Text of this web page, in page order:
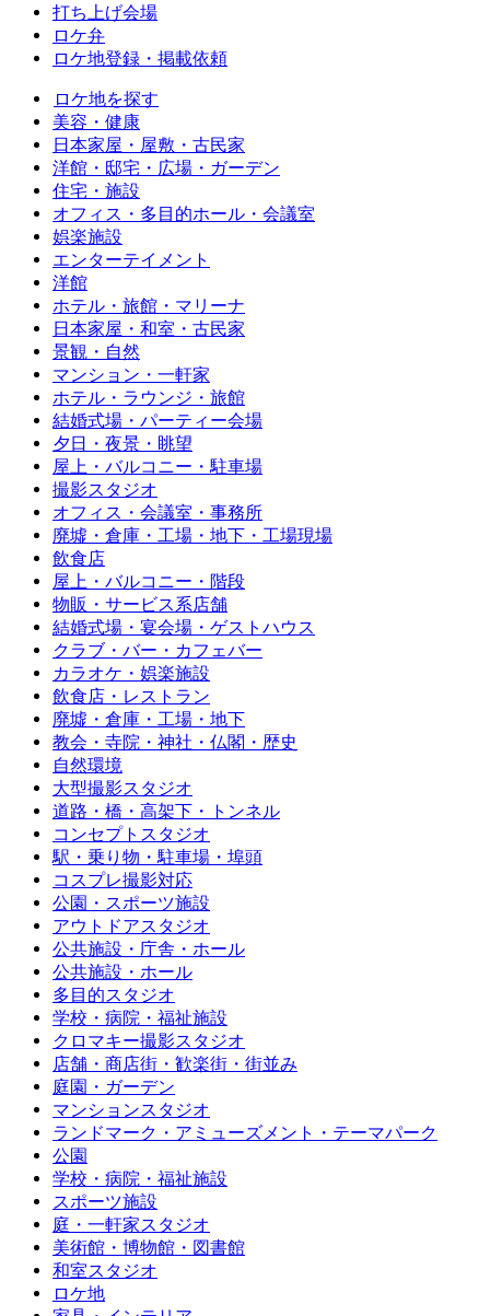
打ち上げ会場
ロケ弁
ロケ地登録・掲載依頼
ロケ地を探す
美容・健康
日本家屋・屋敷・古民家
洋館・邸宅・広場・ガーデン
住宅・施設
オフィス・多目的ホール・会議室
娯楽施設
エンターテイメント
洋館
ホテル・旅館・マリーナ
日本家屋・和室・古民家
景観・自然
マンション・一軒家
ホテル・ラウンジ・旅館
結婚式場・パーティー会場
夕日・夜景・眺望
屋上・バルコニー・駐車場
撮影スタジオ
オフィス・会議室・事務所
廃墟・倉庫・工場・地下・工場現場
飲食店
屋上・バルコニー・階段
物販・サービス系店舗
結婚式場・宴会場・ゲストハウス
クラブ・バー・カフェバー
カラオケ・娯楽施設
飲食店・レストラン
廃墟・倉庫・工場・地下
教会・寺院・神社・仏閣・歴史
自然環境
大型撮影スタジオ
道路・橋・高架下・トンネル
コンセプトスタジオ
駅・乗り物・駐車場・埠頭
コスプレ撮影対応
公園・スポーツ施設
アウトドアスタジオ
公共施設・庁舎・ホール
公共施設・ホール
多目的スタジオ
学校・病院・福祉施設
クロマキー撮影スタジオ
店舗・商店街・歓楽街・街並み
庭園・ガーデン
マンションスタジオ
ランドマーク・アミューズメント・テーマパーク
公園
学校・病院・福祉施設
スポーツ施設
庭・一軒家スタジオ
美術館・博物館・図書館
和室スタジオ
ロケ地